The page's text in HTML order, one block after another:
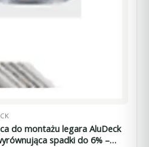
do montażu legara AluDeck
spadki do 6% –